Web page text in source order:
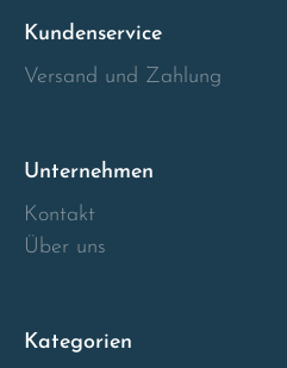
Kundenservice
Versand und Zahlung
Unternehmen
Kontakt
Über uns
Kategorien
Italia
Lithuania